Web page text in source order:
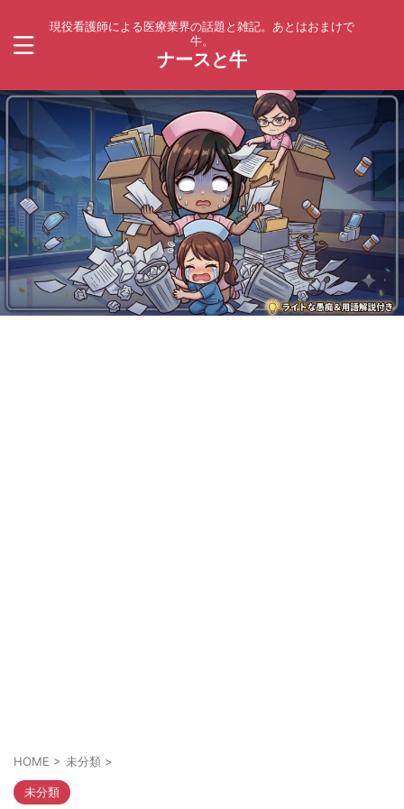
現役看護師による医療業界の話題と雑記。あとはおまけで
牛。
ナースと牛
HOME > 未分類 >
未分類